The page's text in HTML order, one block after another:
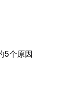
5个原因